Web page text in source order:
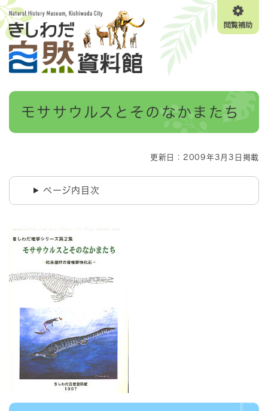
ペ
ー
ジ
メニューを飛ばして本文へ
閲
覧
本
モササウルスとそのなかまたち
更新日：2009年3月3日掲載
ページ内目次